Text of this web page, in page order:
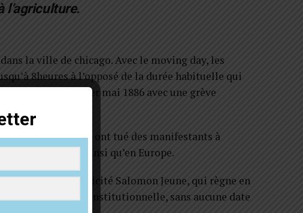
l’agriculture.
la ville de chicago. Avec le moving day, les
8heures à l’opposé de la durée habituelle qui
se mobiliser le 1er mai 1886 avec une grève
des policiers ont tué des manifestants à
dans le monde ainsi qu’en Europe.
Louis Étienne Félicité Salomon Jeune, qui règne en
de l’agriculture constitutionnelle, sans aucune date